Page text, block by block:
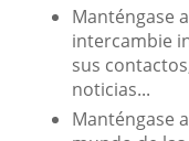
Manténgase
intercambie
sus
noticias...
Manténgase